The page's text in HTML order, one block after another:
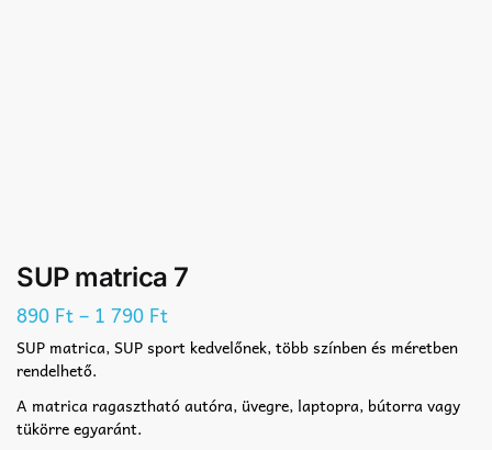
SUP matrica 7
890 Ft– 1 790 Ft
SUP matrica, SUP sport kedvelőnek, több színben és méretben
rendelhető.
A matrica ragasztható autóra, üvegre, laptopra, bútorra vagy
tükörre egyaránt.